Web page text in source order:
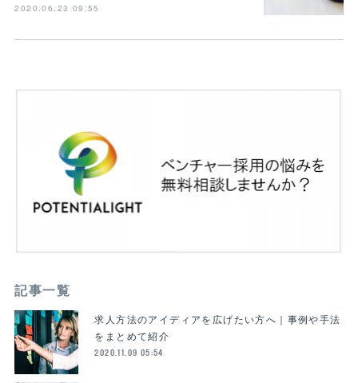
2020.06.23 09:55
記事一覧
求人方法のアイディアを広げたい方へ｜事例や手法
をまとめて紹介
2020.11.09 05:54